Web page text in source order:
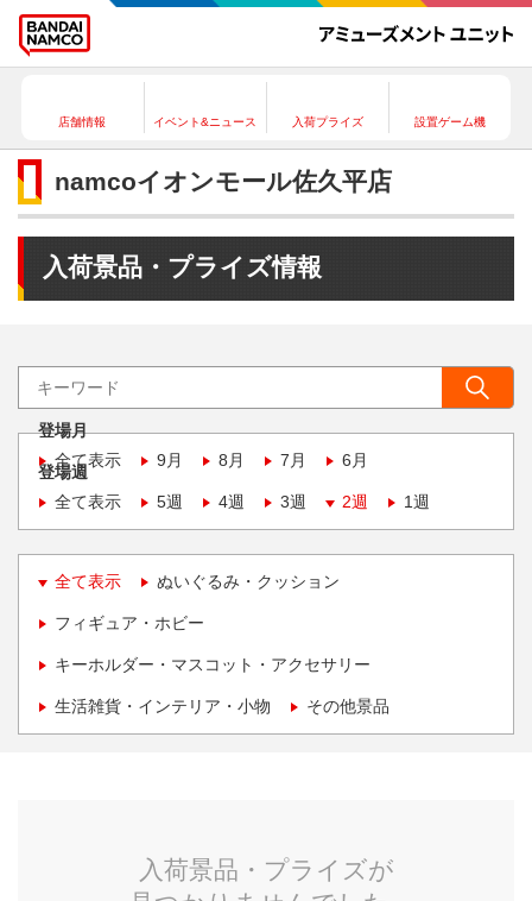
店舗情報 イベント&ニュース 入荷プライズ 設置ゲーム機
namcoイオンモール佐久平店
入荷景品・プライズ情報
登場月
全て表示
9月 8月 7月 6月
登場週
全て表示
5週 4週 3週 2週 1週
全て表示 ぬいぐるみ・クッション
フィギュア・ホビー
キーホルダー・マスコット・アクセサリー
生活雑貨・インテリア・小物 その他景品